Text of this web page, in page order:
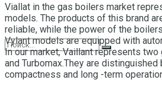
Viallat in the gas boilers market
models. The products of this brand
reliable, while the power of the
Vylant models are equipped with
In our market, Vaillant represents
and Turbomax.They are
compactness and long -term